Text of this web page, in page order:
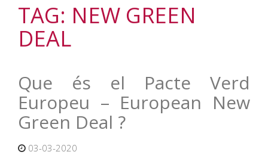
TAG: NEW GREEN
DEAL
Que és el Pacte Verd
Europeu – European New
Green Deal ?
03-03-2020